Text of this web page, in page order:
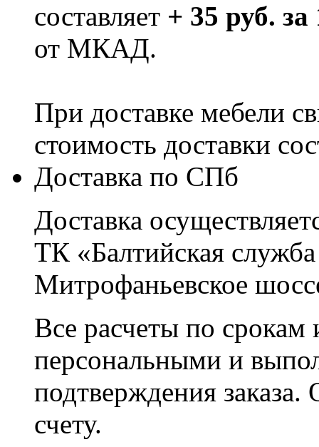
составляет + 35 руб.
от МКАД.
При доставке мебели
стоимость доставки
Доставка по СПб
Доставка
ТК «Балтийская
Митрофаньевское
Все расчеты по срокам
персональными и
подтверждения заказа.
счету.